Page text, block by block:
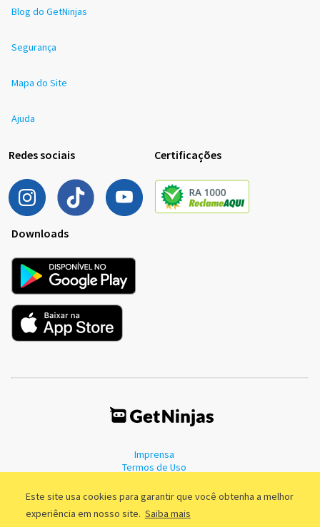
Este site usa cookies para garantir que você obtenha a melhor
experiência em nosso site. Saiba mais
Blog do GetNinjas
Segurança
Mapa do Site
Ajuda
Redes sociais Certificações
Downloads
Imprensa
Termos de Uso